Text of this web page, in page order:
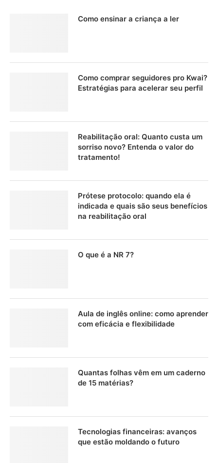
Como ensinar a criança a ler
Como comprar seguidores pro Kwai?
Estratégias para acelerar seu perfil
Reabilitação oral: Quanto custa um
sorriso novo? Entenda o valor do
tratamento!
Prótese protocolo: quando ela é
indicada e quais são seus benefícios
na reabilitação oral
O que é a NR 7?
Aula de inglês online: como aprender
com eficácia e flexibilidade
Quantas folhas vêm em um caderno
de 15 matérias?
Tecnologias financeiras: avanços
que estão moldando o futuro